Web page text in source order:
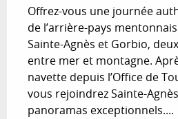
Offrez-vous une journée
de l’arrière-pays
Sainte-Agnès et Gorbio,
entre mer et montagne.
navette depuis l’Office de
vous rejoindrez Sainte-
panoramas exceptionnels....